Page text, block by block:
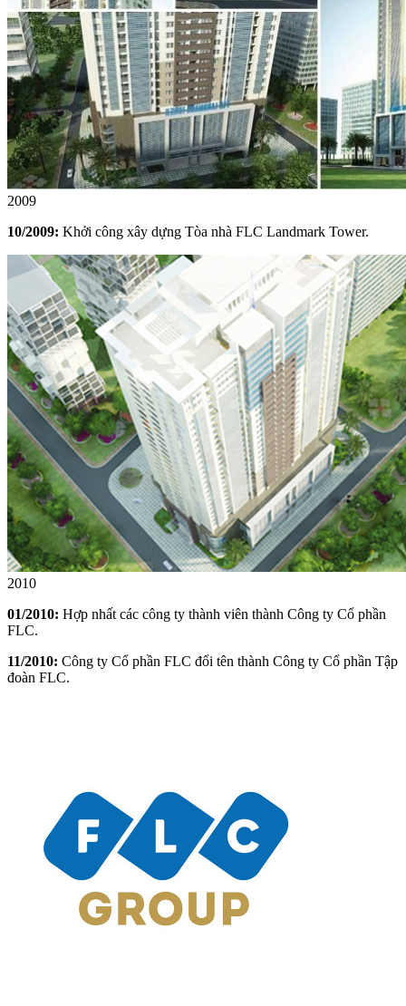
2009
10/2009: Khởi công xây dựng Tòa nhà FLC Landmark Tower.
2010
01/2010: Hợp nhất các công ty thành viên thành Công ty Cổ phần
FLC.
11/2010: Công ty Cổ phần FLC đổi tên thành Công ty Cổ phần Tập
đoàn FLC.